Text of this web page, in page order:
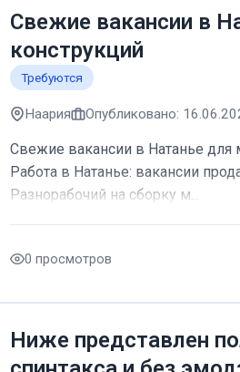
Свежие вакансии в
конструкций
Требуются
Наария Опубликовано:
Свежие вакансии в Натанье для
Работа в Натанье: вакансии
Разнорабочий на сборку м...
0 просмотров
Ниже представлен